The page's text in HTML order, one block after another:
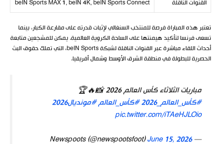
القنوات الناقلة
beIN Sports MAX 1, beIN 4K, beIN Sports Connect
تعتبر هذه المباراة فرصة للمنتخب السنغالي لإثبات قدرته على مقارعة الكبار، بينما
تسعى فرنسا لتأكيد هيمنتها على الساحة الكروية العالمية. يمكن للمشجعين متابعة
أحداث اللقاء مباشرة عبر القنوات الناقلة لشبكة beIN Sports، التي تملك حقوق البث
الحصرية للبطولة في منطقة الشرق الأوسط وشمال أفريقيا.
مباريات الثلاثاء كأس العالم 2026 📸🔥🏆
#كأس_العالم_2026
#كأس_العالم#مونديال2026
pic.twitter.com/iTAeHJLOio
— Newspoots (@newspootsfoot)
June 15, 2026